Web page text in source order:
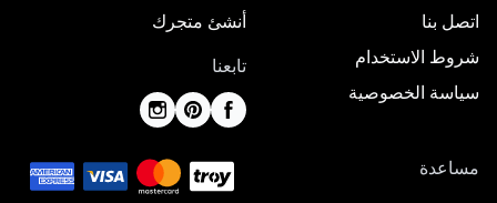
اتصل بنا
شروط الاستخدام
سياسة الخصوصية
أنشئ متجرك
تابعنا
مساعدة